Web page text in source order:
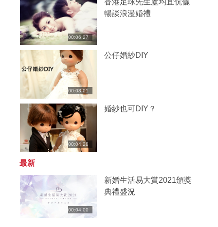
00:06:27
暢談浪漫婚禮
00:08:01
公仔婚紗DIY
00:04:28
婚紗也可DIY？
最新
00:04:00
新婚生活易大賞2021頒獎
典禮盛況